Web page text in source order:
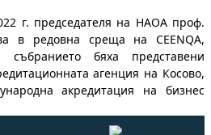
г. председателя на НАОА проф.
в редовна среща на CEENQA,
бяха представени
агенция на Косово,
акредитация на бизнес